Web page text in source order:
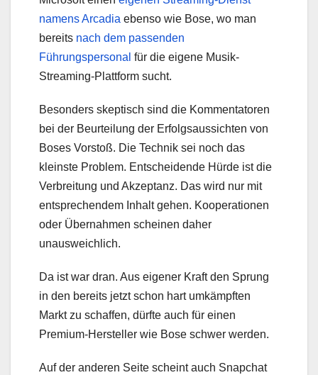
namens Arcadia ebenso wie Bose, wo man
bereits nach dem passenden
Führungspersonal für die eigene Musik-
Streaming-Plattform sucht.
Besonders skeptisch sind die Kommentatoren
bei der Beurteilung der Erfolgsaussichten von
Boses Vorstoß. Die Technik sei noch das
kleinste Problem. Entscheidende Hürde ist die
Verbreitung und Akzeptanz. Das wird nur mit
entsprechendem Inhalt gehen. Kooperationen
oder Übernahmen scheinen daher
unausweichlich.
Da ist war dran. Aus eigener Kraft den Sprung
in den bereits jetzt schon hart umkämpften
Markt zu schaffen, dürfte auch für einen
Premium-Hersteller wie Bose schwer werden.
Auf der anderen Seite scheint auch Snapchat